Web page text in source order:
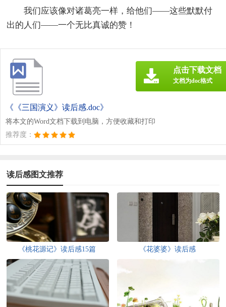
我们应该像对诸葛亮一样，给他们——这些默默付
出的人们——一个无比真诚的赞！
《《三国演义》读后感.doc》
将本文的Word文档下载到电脑，方便收藏和打印
推荐度：
点击下载文档
文档为doc格式
读后感图文推荐
《桃花源记》读后感15篇 《花婆婆》读后感